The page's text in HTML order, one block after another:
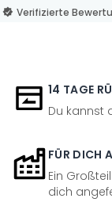
Verifizierte
14 TAGE
Du kannst
FÜR DICH
Ein
dich